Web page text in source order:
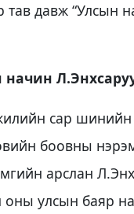
тав давж “Улсын
сар
боовны
арслан
оны улсын баяр